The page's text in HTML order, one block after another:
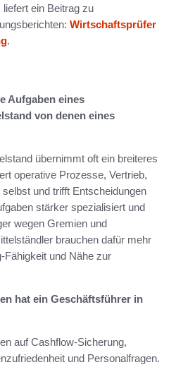
ein Beitrag zu
Wirtschaftsprüfer
.
Aufgaben eines
von denen eines
übernimmt oft ein breiteres
operative Prozesse, Vertrieb,
und trifft Entscheidungen
stärker spezialisiert und
wegen Gremien und
brauchen dafür mehr
Fähigkeit und Nähe zur
hat ein Geschäftsführer in
auf Cashflow-Sicherung,
und Personalfragen.